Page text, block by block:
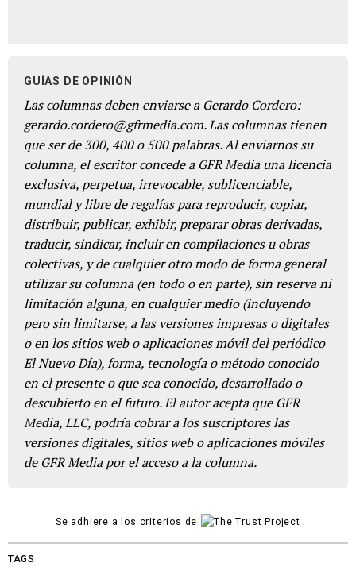
GUÍAS DE OPINIÓN
Las columnas deben enviarse a Gerardo Cordero:
gerardo.cordero@gfrmedia.com. Las columnas tienen
que ser de 300, 400 o 500 palabras. Al enviarnos su
columna, el escritor concede a GFR Media una licencia
exclusiva, perpetua, irrevocable, sublicenciable,
mundial y libre de regalías para reproducir, copiar,
distribuir, publicar, exhibir, preparar obras derivadas,
traducir, sindicar, incluir en compilaciones u obras
colectivas, y de cualquier otro modo de forma general
utilizar su columna (en todo o en parte), sin reserva ni
limitación alguna, en cualquier medio (incluyendo
pero sin limitarse, a las versiones impresas o digitales
o en los sitios web o aplicaciones móvil del periódico
El Nuevo Día), forma, tecnología o método conocido
en el presente o que sea conocido, desarrollado o
descubierto en el futuro. El autor acepta que GFR
Media, LLC, podría cobrar a los suscriptores las
versiones digitales, sitios web o aplicaciones móviles
de GFR Media por el acceso a la columna.
Se adhiere a los criterios de
TAGS